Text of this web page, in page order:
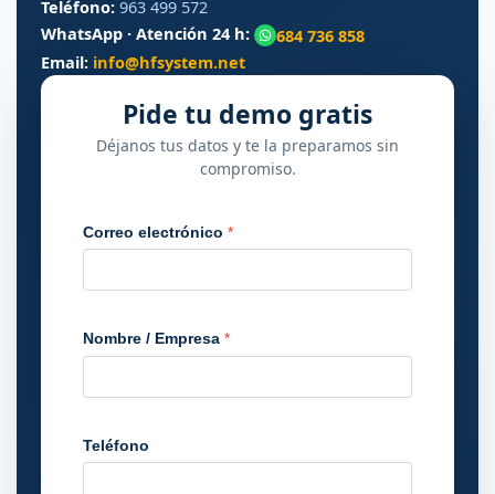
Teléfono: 963 499 572
WhatsApp · Atención 24 h:
684 736 858
Email: info@hfsystem.net
Pide tu demo gratis
Déjanos tus datos y te la preparamos sin
compromiso.
Correo electrónico *
Nombre / Empresa *
Teléfono